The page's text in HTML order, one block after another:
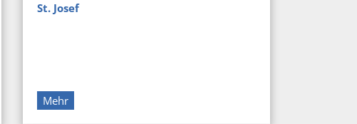
St. Josef
Mehr